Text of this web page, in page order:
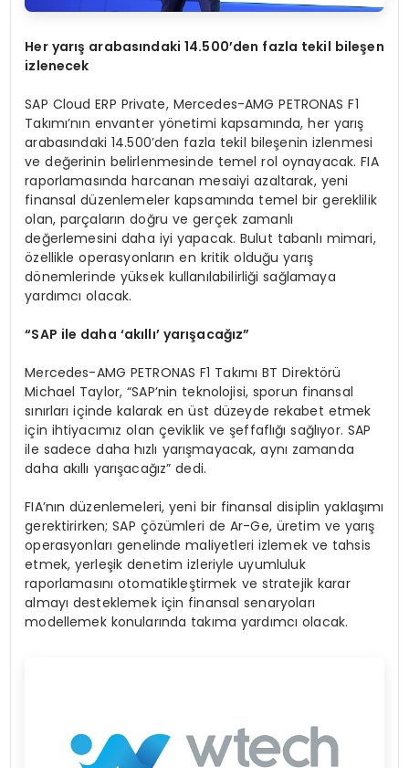
Her yarış arabasındaki 14.500’den fazla tekil bileşen
izlenecek
SAP Cloud ERP Private, Mercedes-AMG PETRONAS F1
Takımı’nın envanter yönetimi kapsamında, her yarış
arabasındaki 14.500’den fazla tekil bileşenin izlenmesi
ve değerinin belirlenmesinde temel rol oynayacak. FIA
raporlamasında harcanan mesaiyi azaltarak, yeni
finansal düzenlemeler kapsamında temel bir gereklilik
olan, parçaların doğru ve gerçek zamanlı
değerlemesini daha iyi yapacak. Bulut tabanlı mimari,
özellikle operasyonların en kritik olduğu yarış
dönemlerinde yüksek kullanılabilirliği sağlamaya
yardımcı olacak.
“SAP ile daha ‘akıllı’ yarışacağız”
Mercedes-AMG PETRONAS F1 Takımı BT Direktörü
Michael Taylor, “SAP’nin teknolojisi, sporun finansal
sınırları içinde kalarak en üst düzeyde rekabet etmek
için ihtiyacımız olan çeviklik ve şeffaflığı sağlıyor. SAP
ile sadece daha hızlı yarışmayacak, aynı zamanda
daha akıllı yarışacağız” dedi.
FIA’nın düzenlemeleri, yeni bir finansal disiplin yaklaşımı
gerektirirken; SAP çözümleri de Ar-Ge, üretim ve yarış
operasyonları genelinde maliyetleri izlemek ve tahsis
etmek, yerleşik denetim izleriyle uyumluluk
raporlamasını otomatikleştirmek ve stratejik karar
almayı desteklemek için finansal senaryoları
modellemek konularında takıma yardımcı olacak.